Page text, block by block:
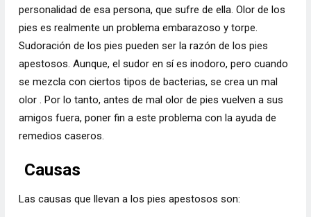
personalidad de esa persona, que sufre de ella. Olor de los
pies es realmente un problema embarazoso y torpe.
Sudoración de los pies pueden ser la razón de los pies
apestosos. Aunque, el sudor en sí es inodoro, pero cuando
se mezcla con ciertos tipos de bacterias, se crea un mal
olor . Por lo tanto, antes de mal olor de pies vuelven a sus
amigos fuera, poner fin a este problema con la ayuda de
remedios caseros.
Causas
Las causas que llevan a los pies apestosos son: